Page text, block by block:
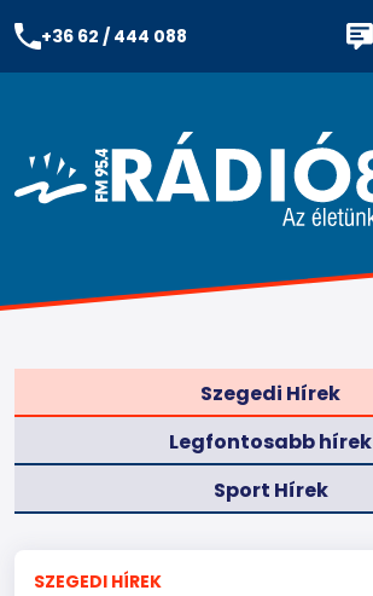
+36 62 / 444 088
Szegedi Hírek
Legfontosabb hírek
Sport Hírek
SZEGEDI HÍREK